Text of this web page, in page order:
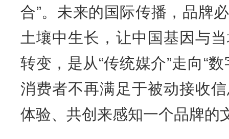
合”。未来的国际传播，品牌
土壤中生长，让中国基因与
转变，是从“传统媒介”走向“
消费者不再满足于被动接收
体验、共创来感知一个品牌的